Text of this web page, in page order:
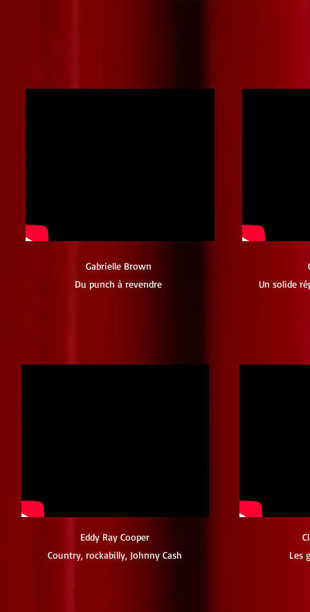
Gabrielle Brown
Du punch à revendre
Un solide
Eddy Ray Cooper
Country, rockabilly, Johnny Cash
Les